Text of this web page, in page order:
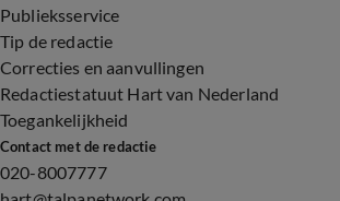
Publieksservice
Tip de redactie
Correcties en aanvullingen
Redactiestatuut Hart van Nederland
Toegankelijkheid
Contact met de redactie
020-8007777